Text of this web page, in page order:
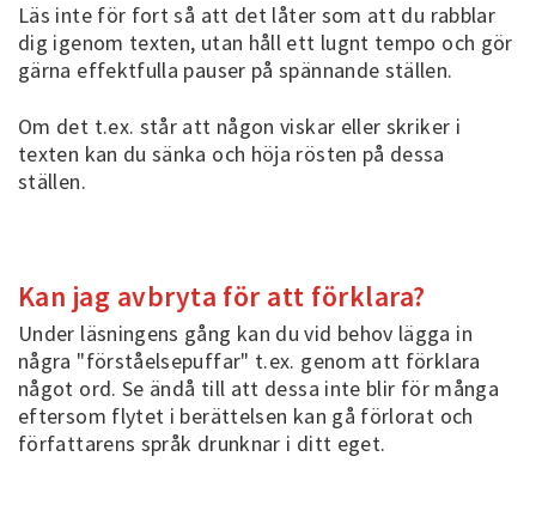
Läs inte för fort så att det låter som att du rabblar
dig igenom texten, utan håll ett lugnt tempo och gör
gärna effektfulla pauser på spännande ställen.
Om det t.ex. står att någon viskar eller skriker i
texten kan du sänka och höja rösten på dessa
ställen.
Kan jag avbryta för att förklara?
Under läsningens gång kan du vid behov lägga in
några "förståelsepuffar" t.ex. genom att förklara
något ord. Se ändå till att dessa inte blir för många
eftersom flytet i berättelsen kan gå förlorat och
författarens språk drunknar i ditt eget.